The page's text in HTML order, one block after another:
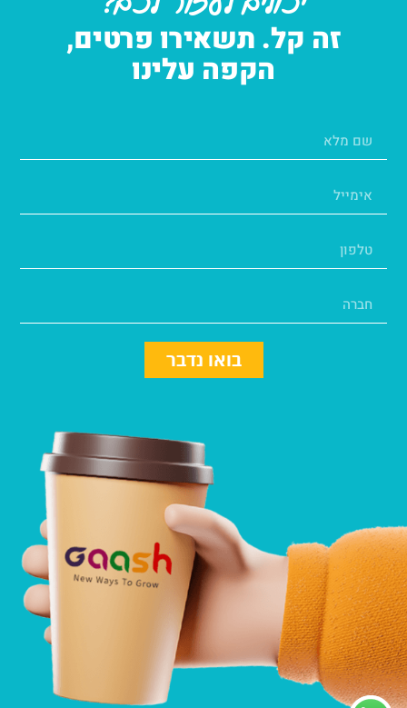
זה קל. תשאירו פרטים,
הקפה עלינו
בואו נדבר